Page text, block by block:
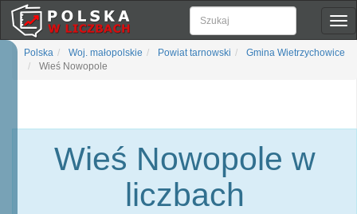
Polska Woj. małopolskie Powiat tarnowski
Gmina Wietrzychowice
Wieś Nowopole
Wieś Nowopole w
liczbach